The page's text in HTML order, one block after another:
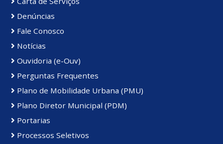
Denúncias
Fale Conosco
Notícias
Ouvidoria (e-Ouv)
Perguntas Frequentes
Plano de Mobilidade Urbana (PMU)
Plano Diretor Municipal (PDM)
Portarias
Processos Seletivos